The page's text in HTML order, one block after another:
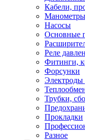
Кабели,
Манометры
Насосы
Основные
Реле
Фитинги,
Форсунки
Электроды
Трубки,
Прокладки
Разное